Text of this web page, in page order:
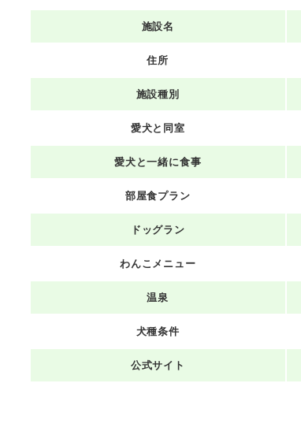
施設名
住所
施設種別
愛犬と同室
愛犬と一緒に食事
部屋食プラン
ドッグラン
わんこメニュー
温泉
犬種条件
公式サイト